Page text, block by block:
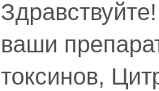
ваши
токсинов,